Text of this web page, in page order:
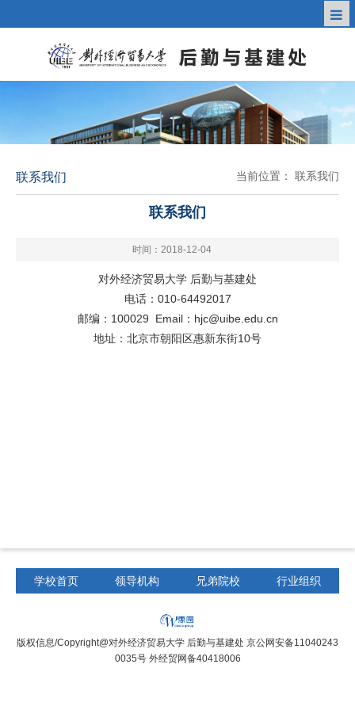
联系我们 当前位置： 联系我们
联系我们
时间：2018-12-04
对外经济贸易大学 后勤与基建处
电话：010-64492017
邮编：100029 Email： hjc@uibe.edu.cn
地址：北京市朝阳区惠新东街10号
学校首页 领导机构 兄弟院校 行业组织
版权信息/Copyright@对外经济贸易大学 后勤与基建处 京公网安备11040243
0035号 外经贸网备40418006